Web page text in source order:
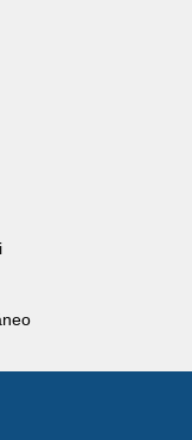
de la
de
hace 30
de la
Versalles
bellas
El antiguo
XIII fue